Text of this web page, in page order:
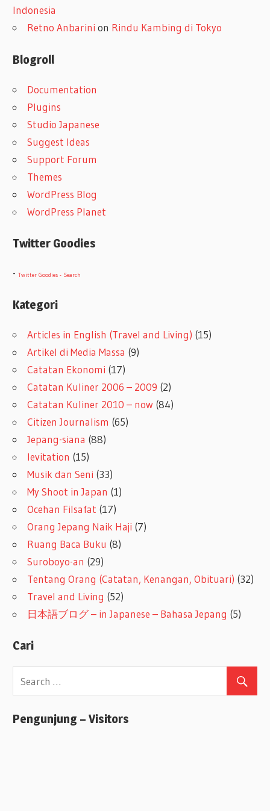
Indonesia
Retno Anbarini on Rindu Kambing di Tokyo
Blogroll
Documentation
Plugins
Studio Japanese
Suggest Ideas
Support Forum
Themes
WordPress Blog
WordPress Planet
Twitter Goodies
-Twitter Goodies - Search
Kategori
Articles in English (Travel and Living) (15)
Artikel di Media Massa (9)
Catatan Ekonomi (17)
Catatan Kuliner 2006 – 2009 (2)
Catatan Kuliner 2010 – now (84)
Citizen Journalism (65)
Jepang-siana (88)
levitation (15)
Musik dan Seni (33)
My Shoot in Japan (1)
Ocehan Filsafat (17)
Orang Jepang Naik Haji (7)
Ruang Baca Buku (8)
Suroboyo-an (29)
Tentang Orang (Catatan, Kenangan, Obituari) (32)
Travel and Living (52)
日本語ブログ – in Japanese – Bahasa Jepang (5)
Cari
Pengunjung – Visitors